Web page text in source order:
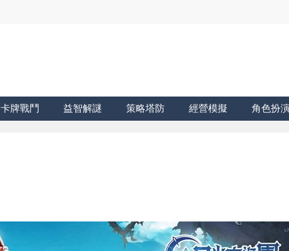
卡牌戰鬥 益智解謎 策略塔防 經營模擬 角色扮